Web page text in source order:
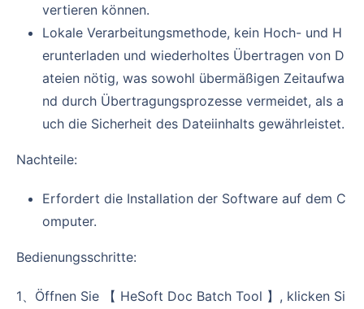
vertieren können.
Lokale Verarbeitungsmethode, kein Hoch- und H
erunterladen und wiederholtes Übertragen von D
ateien nötig, was sowohl übermäßigen Zeitaufwa
nd durch Übertragungsprozesse vermeidet, als a
uch die Sicherheit des Dateiinhalts gewährleistet.
Nachteile:
Erfordert die Installation der Software auf dem C
omputer.
Bedienungsschritte:
1、Öffnen Sie 【 HeSoft Doc Batch Tool 】, klicken Si